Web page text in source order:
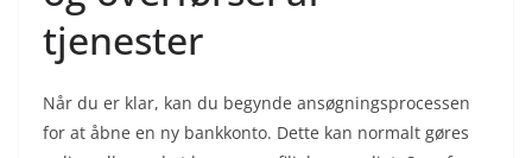
tjenester
Når du er klar, kan du begynde ansøgningsprocessen
for at åbne en ny bankkonto. Dette kan normalt gøres